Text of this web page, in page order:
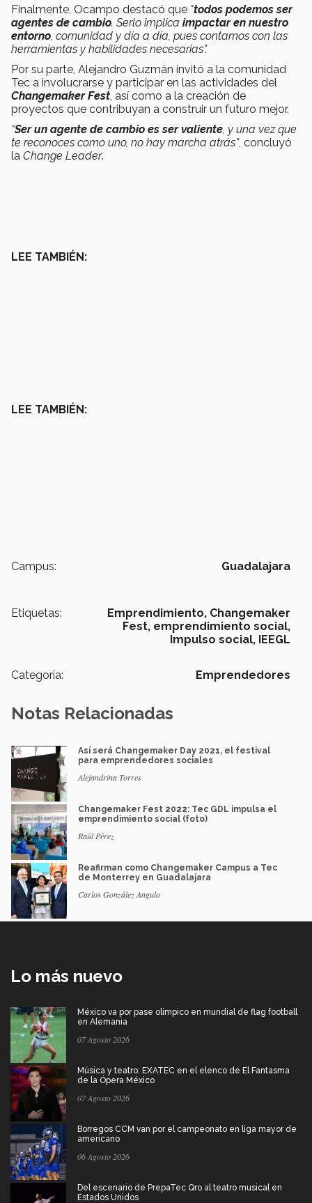
Finalmente, Ocampo destacó que "todos podemos ser
agentes de cambio. Serlo implica impactar en nuestro
entorno , comunidad y día a día, pues contamos con las
herramientas y habilidades necesarias”.
Por su parte, Alejandro Guzmán invitó a la comunidad
Tec a involucrarse y participar en las actividades del
Changemaker Fest , así como a la creación de
proyectos que contribuyan a construir un futuro mejor.
“Ser un agente de cambio es ser valiente , y una vez que
te reconoces como uno, no hay marcha atrás”, concluyó
la Change Leader.
LEE TAMBIÉN:
LEE TAMBIÉN:
Campus: Guadalajara
Etiquetas: Emprendimiento, Changemaker
Fest, emprendimiento social,
Impulso social, IEEGL
Categoría: Emprendedores
Notas Relacionadas
Así será Changemaker Day 2021, el festival
para emprendedores sociales
Alejandrina Torres
Changemaker Fest 2022: Tec GDL impulsa el
emprendimiento social (foto)
Raúl Pérez
Reafirman como Changemaker Campus a Tec
de Monterrey en Guadalajara
Carlos González Angulo
Lo más nuevo
México va por pase olímpico en mundial de flag football
en Alemania
07 Agosto 2026
Música y teatro: EXATEC en el elenco de El Fantasma
de la Ópera México
07 Agosto 2026
Borregos CCM van por el campeonato en liga mayor de
americano
06 Agosto 2026
Del escenario de PrepaTec Qro al teatro musical en
Estados Unidos